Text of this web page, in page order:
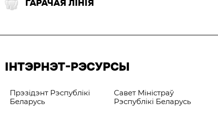
ГАРАЧАЯ ЛІНІЯ
ІНТЭРНЭТ-РЭСУРСЫ
Прэзідэнт Рэспублікі
Беларусь
Савет Міністраў
Рэспублікі Беларусь